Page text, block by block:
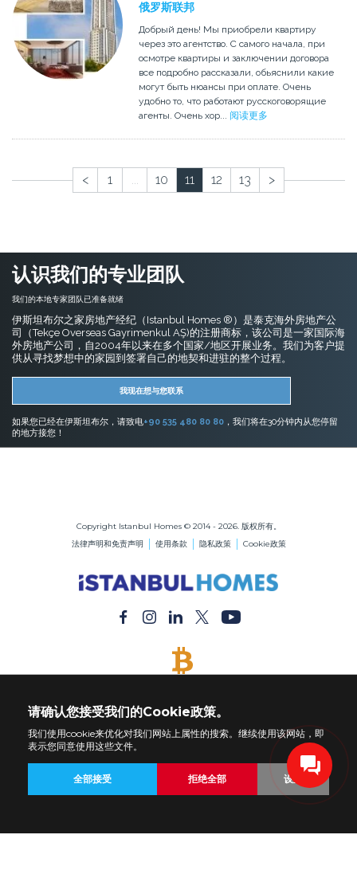
俄罗斯联邦
Добрый день! Мы приобрели квартиру
через это агентство. С самого начала, при
осмотре квартиры и заключении договора
все подробно рассказали, обьяснили какие
могут быть нюансы при оплате. Очень
удобно то, что работают русскоговорящие
агенты. Очень хор...阅读更多
< 1 ... 10 11 12 13 >
认识我们的专业团队
我们的本地专家团队已准备就绪
伊斯坦布尔之家房地产经纪（Istanbul Homes ®）是泰克海外房地产公
司（Tekçe Overseas Gayrimenkul AŞ)的注册商标，该公司是一家国际海
外房地产公司，自2004年以来在多个国家/地区开展业务。我们为客户提
供从寻找梦想中的家园到签署自己的地契和进驻的整个过程。
我现在想与您联系
如果您已经在伊斯坦布尔，请致电+90 535 480 80 80 ，我们将在30分钟内从您停留
的地方接您！
Copyright Istanbul Homes © 2014 - 2026. 版权所有。
法律声明和免责声明
使用条款 隐私政策 Cookie政策
请确认您接受我们的Cookie政策。
我们使用cookie来优化对我们网站上属性的搜索。继续使用该网站，即
表示您同意使用这些文件。
全部接受 拒绝全部 设置